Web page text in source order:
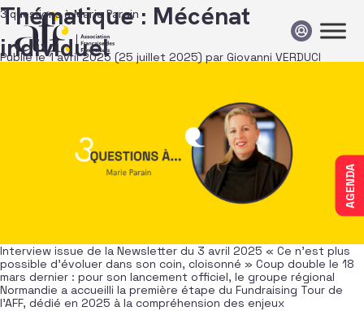
Passer au contenu
AGENDA
Thématique : Mécénat
individuel
3 questions à Marie Parain
Publié le1 avril 2025 (25 juillet 2025) par Giovanni VERDUCI
Interview issue de la Newsletter du 3 avril 2025 « Ce n’est plus
possible d’évoluer dans son coin, cloisonné » Coup double le 18
mars dernier : pour son lancement officiel, le groupe régional
Normandie a accueilli la première étape du Fundraising Tour de
l’AFF, dédié en 2025 à la compréhension des enjeux